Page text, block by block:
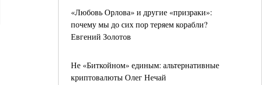
«Любовь Орлова» и другие «призраки»:
почему мы до сих пор теряем корабли?
Евгений Золотов
Не «Биткойном» единым: альтернативные
криптовалюты Олег Нечай